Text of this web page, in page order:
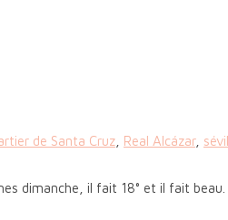
de Santa Cruz Real Alcázar,
dimanche, il fait 18° et il fait